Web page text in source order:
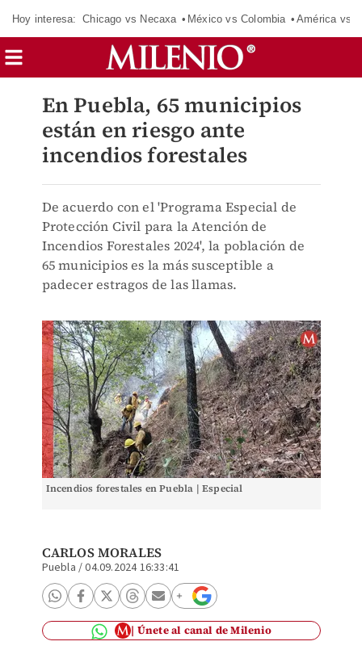
Hoy interesa: Chicago vs Necaxa México vs Colombia América vs
En Puebla, 65 municipios
están en riesgo ante
incendios forestales
De acuerdo con el 'Programa Especial de
Protección Civil para la Atención de
Incendios Forestales 2024', la población de
65 municipios es la más susceptible a
padecer estragos de las llamas.
Incendios forestales en Puebla | Especial
CARLOS MORALES
Puebla /04.09.2024 16:33:41
Únete al canal de Milenio